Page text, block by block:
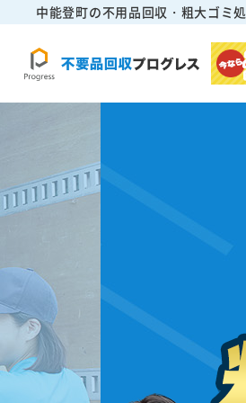
中能登町の不用品回収・粗大ゴミ